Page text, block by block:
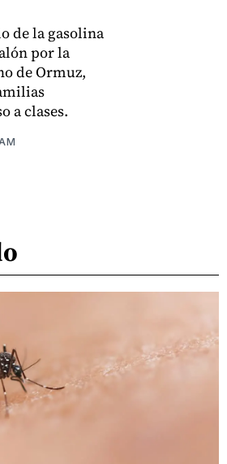
de la gasolina
por la
de Ormuz,
a clases.